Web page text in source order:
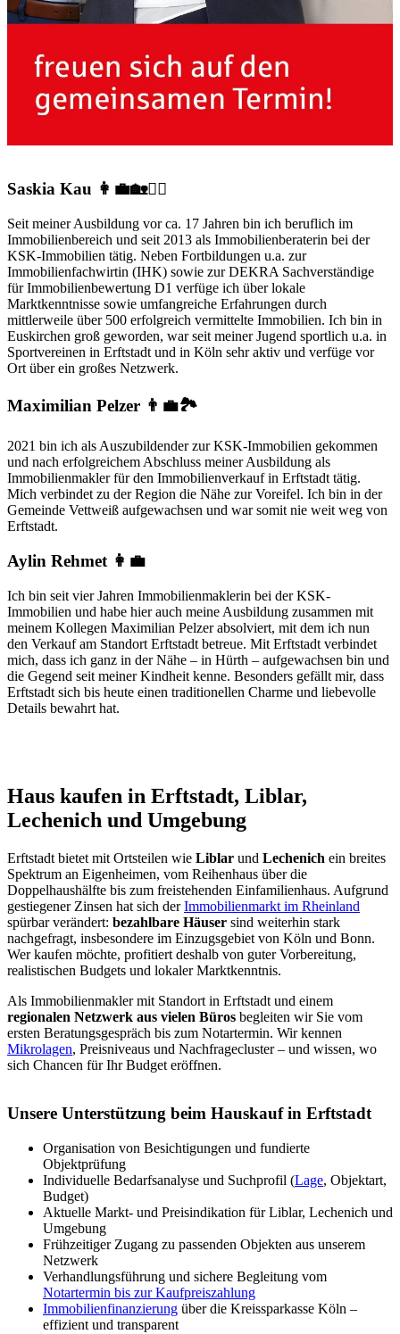
Saskia Kau 👩‍💼🏡🏃‍♀️
Seit meiner Ausbildung vor ca. 17 Jahren bin ich beruflich im
Immobilienbereich und seit 2013 als Immobilienberaterin bei der
KSK-Immobilien tätig. Neben Fortbildungen u.a. zur
Immobilienfachwirtin (IHK) sowie zur DEKRA Sachverständige
für Immobilienbewertung D1 verfüge ich über lokale
Marktkenntnisse sowie umfangreiche Erfahrungen durch
mittlerweile über 500 erfolgreich vermittelte Immobilien. Ich bin in
Euskirchen groß geworden, war seit meiner Jugend sportlich u.a. in
Sportvereinen in Erftstadt und in Köln sehr aktiv und verfüge vor
Ort über ein großes Netzwerk.
Maximilian Pelzer 👨‍💼🏞️
2021 bin ich als Auszubildender zur KSK-Immobilien gekommen
und nach erfolgreichem Abschluss meiner Ausbildung als
Immobilienmakler für den Immobilienverkauf in Erftstadt tätig.
Mich verbindet zu der Region die Nähe zur Voreifel. Ich bin in der
Gemeinde Vettweiß aufgewachsen und war somit nie weit weg von
Erftstadt.
Aylin Rehmet 👩‍💼
Ich bin seit vier Jahren Immobilienmaklerin bei der KSK-
Immobilien und habe hier auch meine Ausbildung zusammen mit
meinem Kollegen Maximilian Pelzer absolviert, mit dem ich nun
den Verkauf am Standort Erftstadt betreue. Mit Erftstadt verbindet
mich, dass ich ganz in der Nähe – in Hürth – aufgewachsen bin und
die Gegend seit meiner Kindheit kenne. Besonders gefällt mir, dass
Erftstadt sich bis heute einen traditionellen Charme und liebevolle
Details bewahrt hat.
Haus kaufen in Erftstadt, Liblar,
Lechenich und Umgebung
Erftstadt bietet mit Ortsteilen wie Liblar und Lechenich ein breites
Spektrum an Eigenheimen, vom Reihenhaus über die
Doppelhaushälfte bis zum freistehenden Einfamilienhaus. Aufgrund
gestiegener Zinsen hat sich derImmobilienmarkt im Rheinland
spürbar verändert: bezahlbare Häuser sind weiterhin stark
nachgefragt, insbesondere im Einzugsgebiet von Köln und Bonn.
Wer kaufen möchte, profitiert deshalb von guter Vorbereitung,
realistischen Budgets und lokaler Marktkenntnis.
Als Immobilienmakler mit Standort in Erftstadt und einem
regionalen Netzwerk aus vielen Büros begleiten wir Sie vom
ersten Beratungsgespräch bis zum Notartermin. Wir kennen
Mikrolagen, Preisniveaus und Nachfragecluster – und wissen, wo
sich Chancen für Ihr Budget eröffnen.
Unsere Unterstützung beim Hauskauf in Erftstadt
Organisation von Besichtigungen und fundierte
Objektprüfung
Individuelle Bedarfsanalyse und Suchprofil (Lage, Objektart,
Budget)
Aktuelle Markt- und Preisindikation für Liblar, Lechenich und
Umgebung
Frühzeitiger Zugang zu passenden Objekten aus unserem
Netzwerk
Verhandlungsführung und sichere Begleitung vom
Notartermin bis zur Kaufpreiszahlung
Immobilienfinanzierung über die Kreissparkasse Köln –
effizient und transparent